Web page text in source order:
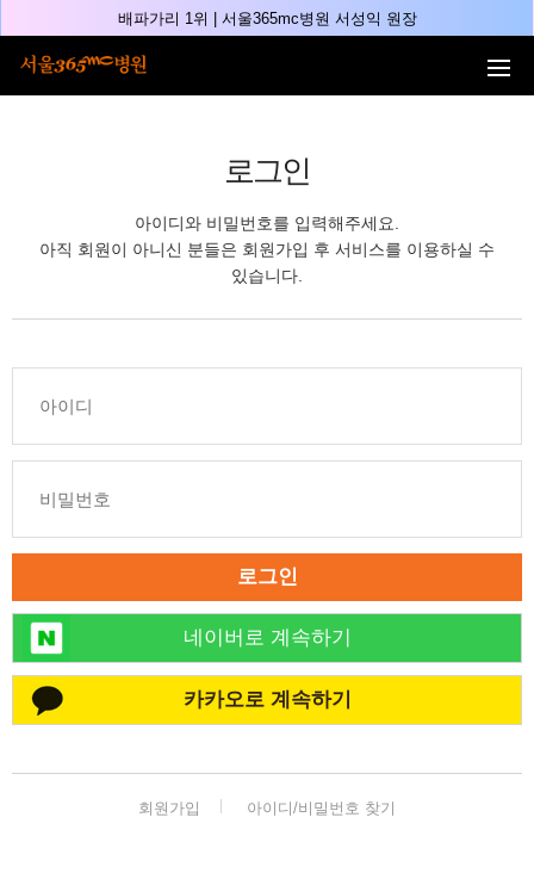
배파가리 1위 | 서울365mc병원 서성익 원장
🏆대한민국 최대 15층 규모 지방흡입 특화 병원🏆
🏆대한민국 최다 지방흡입 케이스 370,884건🏆
복부지방흡입 1위 | 서울365mc병원 정원주 원장
허파고리 1위 | 서울365mc병원 이성훈 부병원장(4개월 연속)
🏆지방흡입 고객 만족도 99.9% 최고치 달성🏆
로그인
아이디와 비밀번호를 입력해주세요.
아직 회원이 아니신 분들은 회원가입 후 서비스를 이용하실 수
있습니다.
로그인
네이버로 계속하기
카카오로 계속하기
회원가입 아이디/비밀번호 찾기